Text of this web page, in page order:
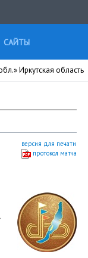
САЙТЫ
Иркутская область
версия для печати
протокол матча